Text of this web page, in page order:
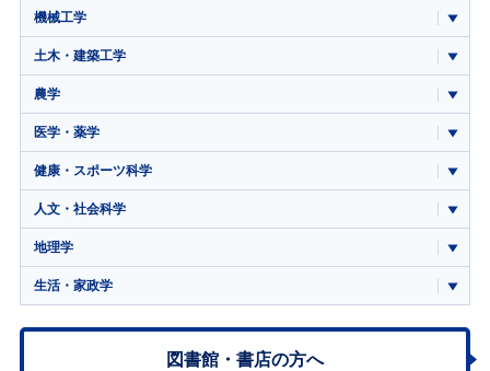
機械工学
土木・建築工学
農学
医学・薬学
健康・スポーツ科学
人文・社会科学
地理学
生活・家政学
図書館・書店の方へ